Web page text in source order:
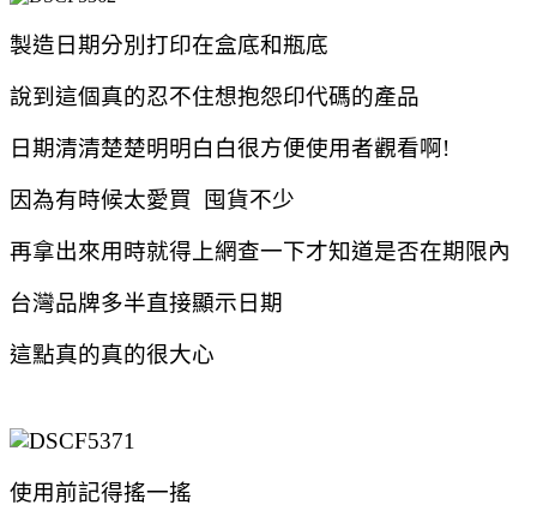
製造日期分別打印在盒底和瓶底
說到這個真的忍不住想抱怨印代碼的產品
日期清清楚楚明明白白很方便使用者觀看啊!
因為有時候太愛買 囤貨不少
再拿出來用時就得上網查一下才知道是否在期限內
台灣品牌多半直接顯示日期
這點真的真的很大心
使用前記得搖一搖